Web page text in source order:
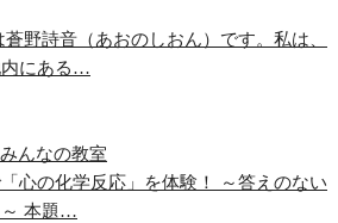
野詩音（あおのしおん）です。私は、
内にある…
んなの教室
心の化学反応」を体験！ ～答えのない
～ 本題…